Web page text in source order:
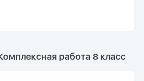
работа 8 класс